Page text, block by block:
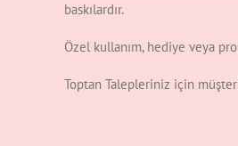
baskılardır.
Özel kullanım, hediye veya
Toptan Talepleriniz için